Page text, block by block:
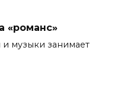
«романс»
музыки занимает